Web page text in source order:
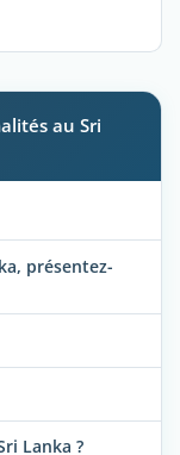
au Sri
présentez-
Lanka ?